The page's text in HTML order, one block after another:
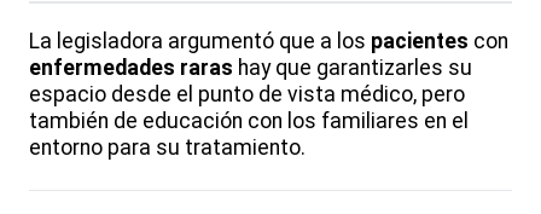
La legisladora argumentó que a los pacientes con
enfermedades raras hay que garantizarles su
espacio desde el punto de vista médico, pero
también de educación con los familiares en el
entorno para su tratamiento.